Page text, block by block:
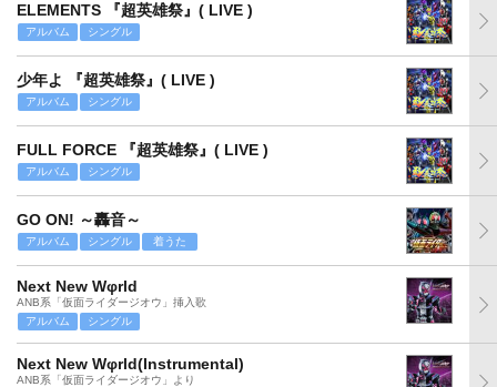
ELEMENTS 『超英雄祭』( LIVE )
アルバム シングル
少年よ 『超英雄祭』( LIVE )
アルバム シングル
FULL FORCE 『超英雄祭』( LIVE )
アルバム シングル
GO ON! ～轟音～
アルバム シングル 着うた
Next New Wφrld
ANB系「仮面ライダージオウ」挿入歌
アルバム
シングル
Next New Wφrld(Instrumental)
ANB系「仮面ライダージオウ」より